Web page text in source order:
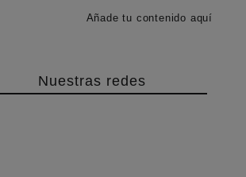
Añade tu contenido aquí
Nuestras redes